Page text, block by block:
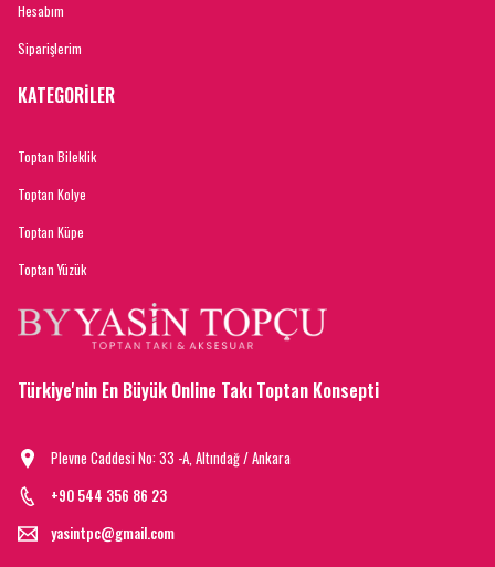
Hesabım
Siparişlerim
KATEGORİLER
Toptan Bileklik
Toptan Kolye
Toptan Küpe
Toptan Yüzük
Türkiye'nin En Büyük Online Takı Toptan Konsepti
Plevne Caddesi No: 33 -A, Altındağ / Ankara
+90 544 356 86 23
yasintpc@gmail.com